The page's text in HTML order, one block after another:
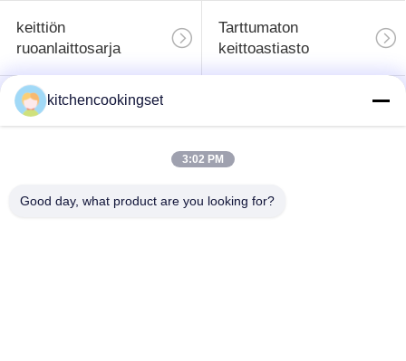
keittiön
ruoanlaittosarja
Tarttumaton
keittoastiasto
Ruostumattomasta
teräksestä
valmistettu teekannu
kitchencookingset
3:02 PM
Good day, what product are you looking for?